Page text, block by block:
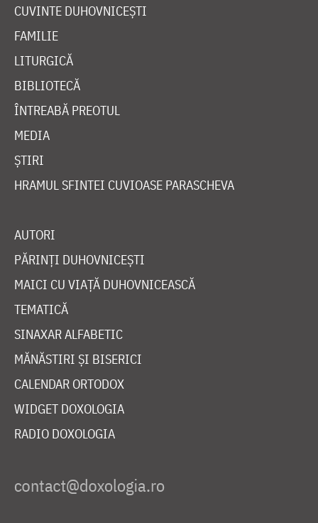
CUVINTE DUHOVNICEȘTI
FAMILIE
LITURGICĂ
BIBLIOTECĂ
ÎNTREABĂ PREOTUL
MEDIA
ȘTIRI
HRAMUL SFINTEI CUVIOASE PARASCHEVA
AUTORI
PĂRINȚI DUHOVNICEȘTI
MAICI CU VIAȚĂ DUHOVNICEASCĂ
TEMATICĂ
SINAXAR ALFABETIC
MĂNĂSTIRI ȘI BISERICI
CALENDAR ORTODOX
WIDGET DOXOLOGIA
RADIO DOXOLOGIA